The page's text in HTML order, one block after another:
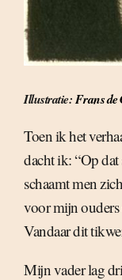
Illustratie:Frans de
Toen ik het
dacht ik: “Op dat
schaamt men
voor mijn
Vandaar dit
Mijn vader lag